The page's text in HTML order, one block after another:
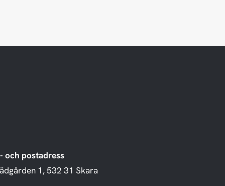
och postadress
1, 532 31 Skara